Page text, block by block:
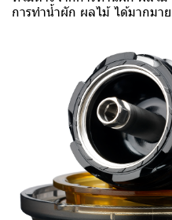
การทำน้ำผัก ผลไม้ ได้มากมาย